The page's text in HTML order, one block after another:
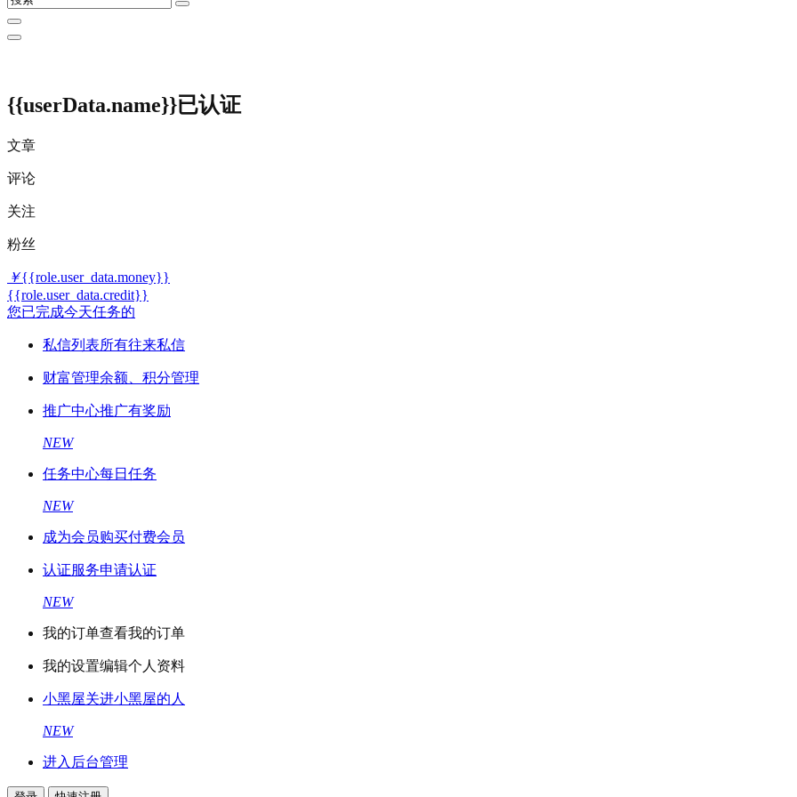
{{userData.name}}已认证
文章
评论
关注
粉丝
￥{{role.user_data.money}}
{{role.user_data.credit}}
您已完成今天任务的
私信列表所有往来私信
财富管理余额、积分管理
推广中心推广有奖励
NEW
任务中心每日任务
NEW
成为会员购买付费会员
认证服务申请认证
NEW
我的订单查看我的订单
我的设置编辑个人资料
小黑屋关进小黑屋的人
NEW
进入后台管理